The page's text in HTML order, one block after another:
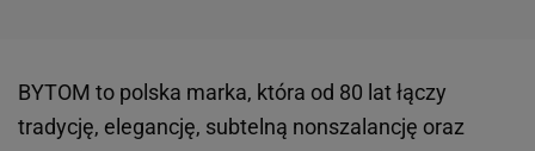
BYTOM to polska marka, która od 80 lat łączy
tradycję, elegancję, subtelną nonszalancję oraz